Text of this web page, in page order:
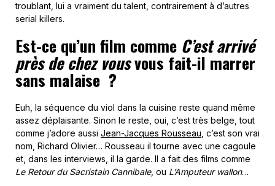
troublant, lui a vraiment du talent, contrairement à d’autres
serial killers.
Est-ce qu’un film comme C’est arrivé
près de chez vousvous fait-il marrer
sans malaise ?
Euh, la séquence du viol dans la cuisine reste quand même
assez déplaisante. Sinon le reste, oui, c’est très belge, tout
comme j’adore aussi Jean-Jacques Rousseau , c’est son vrai
nom, Richard Olivier… Rousseau il tourne avec une cagoule
et, dans les interviews, il la garde. Il a fait des films comme
Le Retour du Sacristain Cannibale, ou L’Amputeur wallon…